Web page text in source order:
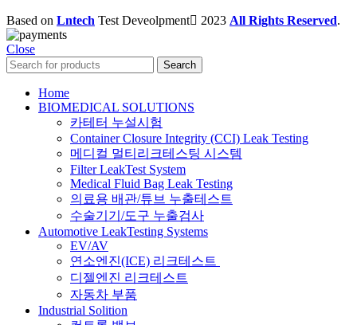
Based on Lntech Test Deveolpment 2023 All Rights Reserved.
Close
Search
Home
BIOMEDICAL SOLUTIONS
카테터 누설시험
Container Closure Integrity (CCI) Leak Testing
메디컬 멀티리크테스팅 시스템
Filter LeakTest System
Medical Fluid Bag Leak Testing
의료용 배관/튜브 누출테스트
수술기기/도구 누출검사
Automotive LeakTesting Systems
EV/AV
연소엔진(ICE) 리크테스트
디젤엔진 리크테스트
자동차 부품
Industrial Solition